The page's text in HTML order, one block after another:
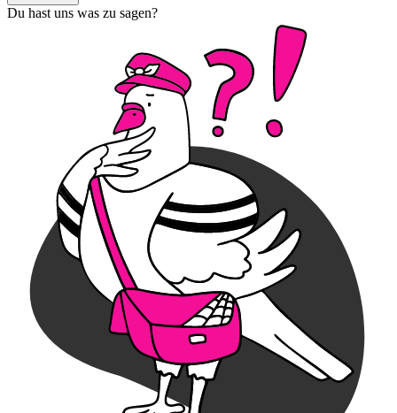
Du hast uns was zu sagen?